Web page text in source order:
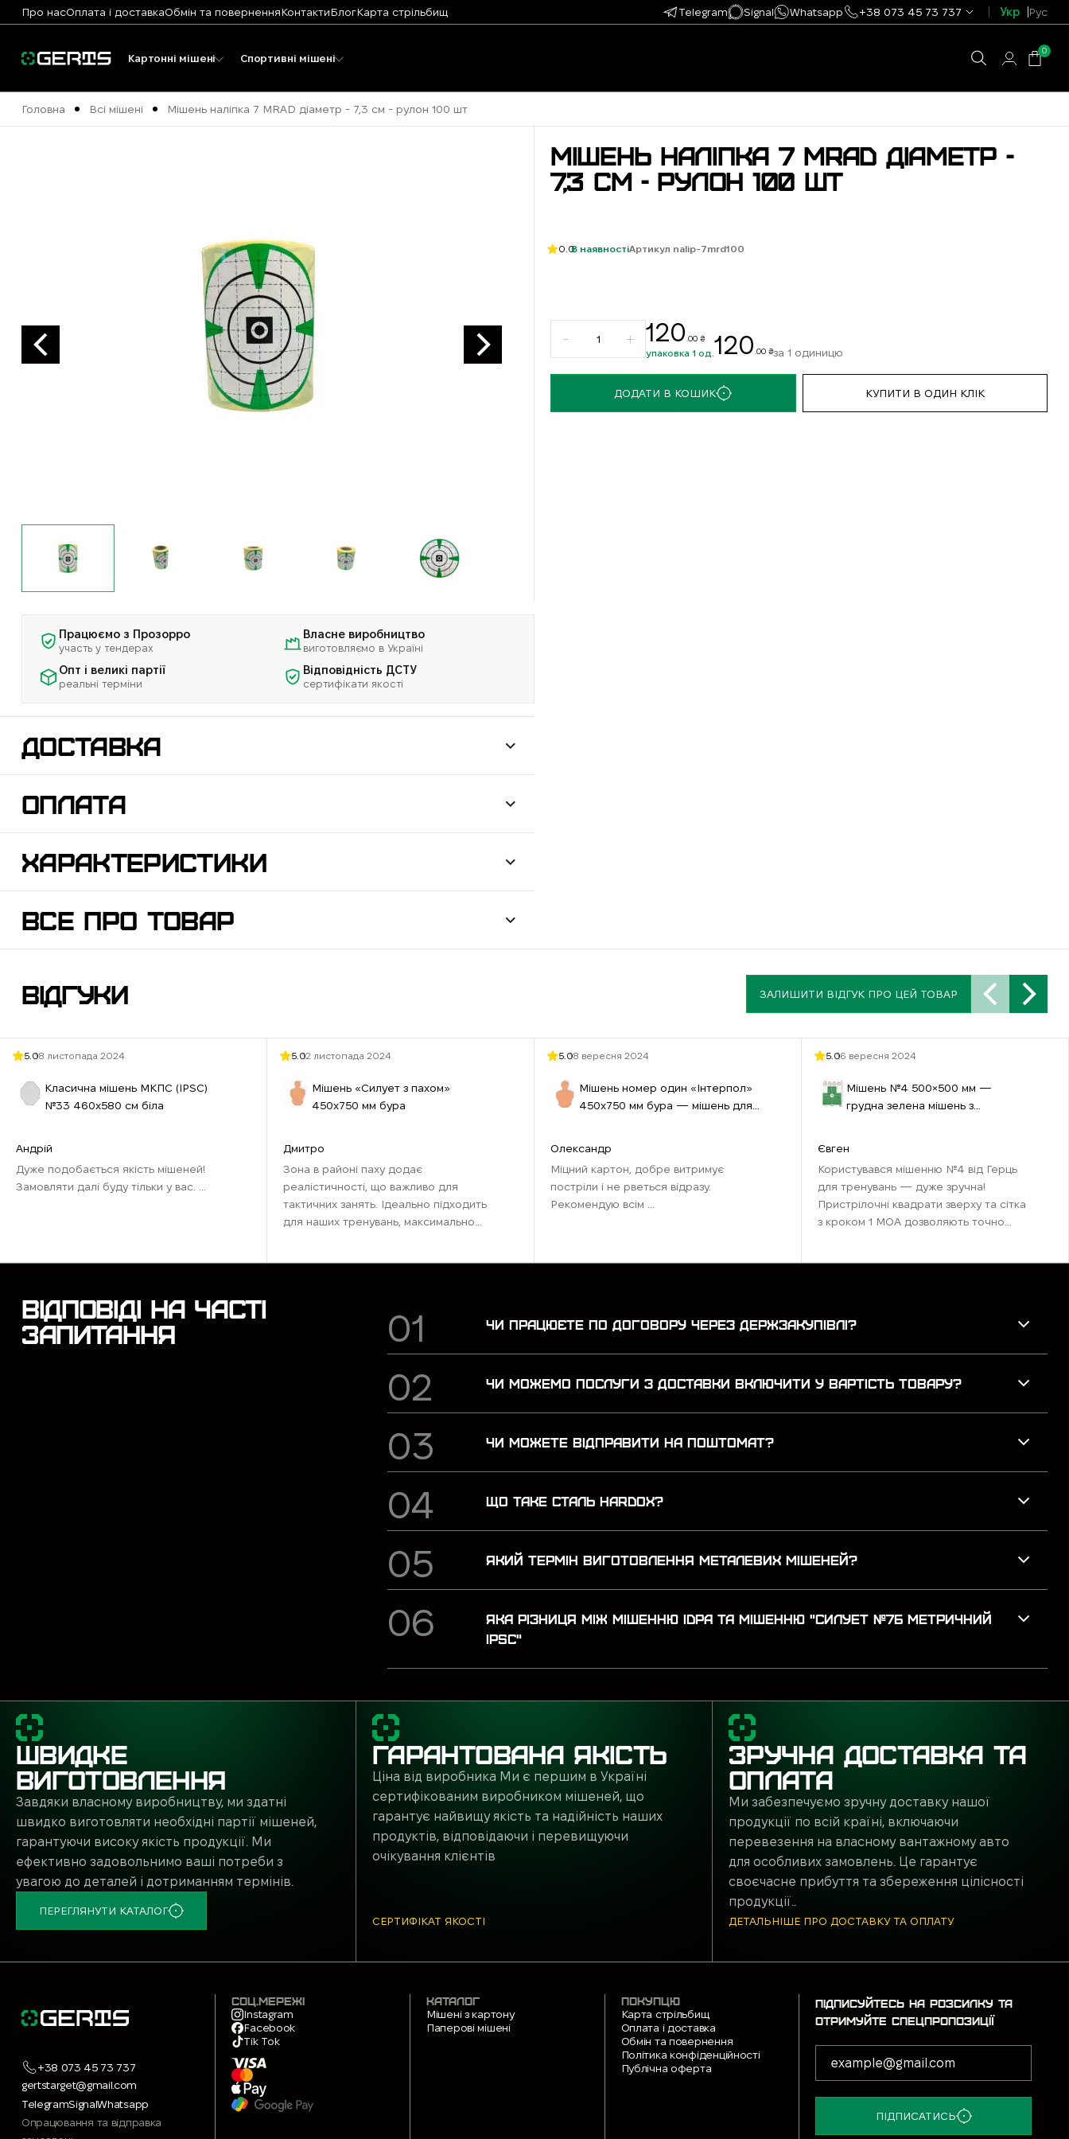
Про насОплата і доставкаОбмін та поверненняКонтактиБлогКарта стрільбищ Telegram Signal Whatsapp +38 073 45 73 737 Укр Рус
Картонні мішені Спортивні мішені
0
Головна Всі мішені Мішень наліпка 7 MRAD діаметр - 7,3 см - рулон 100 шт
МІШЕНЬ НАЛІПКА 7 MRAD ДІАМЕТР -
7,3 СМ - РУЛОН 100 ШТ
0.0В наявностіАртикул nalip-7mrd100
Працюємо з Прозорро
участь у тендерах
Власне виробництво
виготовляємо в Україні
Опт і великі партії
реальні терміни
Відповідність ДСТУ
сертифікати якості
ДОСТАВКА
ОПЛАТА
ХАРАКТЕРИСТИКИ
ВСЕ ПРО ТОВАР
120 .00 ₴
упаковка 1 од. 120 .00 ₴за 1 одиницю
ДОДАТИ В КОШИК КУПИТИ В ОДИН КЛІК
ВІДГУКИ ЗАЛИШИТИ ВІДГУК ПРО ЦЕЙ ТОВАР
5.018 листопада 2024
Класична мішень МКПС (IPSС)
№33 460х580 см біла
Андрій
Дуже подобається якість мішеней!
Замовляти далі буду тільки у вас. ...
5.012 листопада 2024
Мішень «Силует з пахом»
450х750 мм бура
Дмитро
Зона в районі паху додає
реалістичності, що важливо для
тактичних занять. Ідеально підходить
для наших тренувань, максимально
5.018 вересня 2024
Мішень номер один «Інтерпол»
450х750 мм бура — мішень для
Олександр
Міцний картон, добре витримує
постріли і не рветься відразу.
Рекомендую всім ...
5.016 вересня 2024
Мішень №4 500×500 мм —
грудна зелена мішень з
Євген
Користувався мішенню №4 від Герць
для тренувань — дуже зручна!
Пристрілочні квадрати зверху та сітка
з кроком 1 МОА дозволяють точно
ВІДПОВІДІ НА ЧАСТІ
ЗАПИТАННЯ
ЧИ ПРАЦЮЄТЕ ПО ДОГОВОРУ ЧЕРЕЗ ДЕРЖЗАКУПІВЛІ?
ЧИ МОЖЕМО ПОСЛУГИ З ДОСТАВКИ ВКЛЮЧИТИ У ВАРТІСТЬ ТОВАРУ?
ЧИ МОЖЕТЕ ВІДПРАВИТИ НА ПОШТОМАТ?
ЩО ТАКЕ СТАЛЬ HARDOX?
ЯКИЙ ТЕРМІН ВИГОТОВЛЕННЯ МЕТАЛЕВИХ МІШЕНЕЙ?
ЯКА РІЗНИЦЯ МІЖ МІШЕННЮ IDPA ТА МІШЕННЮ "СИЛУЕТ №7Б МЕТРИЧНИЙ
IPSC"
ШВИДКЕ
ВИГОТОВЛЕННЯ
Завдяки власному виробництву, ми здатні
швидко виготовляти необхідні партії мішеней,
гарантуючи високу якість продукції. Ми
ефективно задовольнимо ваші потреби з
увагою до деталей і дотриманням термінів.
ПЕРЕГЛЯНУТИ КАТАЛОГ
ГАРАНТОВАНА ЯКІСТЬ
Ціна від виробника Ми є першим в Україні
сертифікованим виробником мішеней, що
гарантує найвищу якість та надійність наших
продуктів, відповідаючи і перевищуючи
очікування клієнтів
СЕРТИФІКАТ ЯКОСТІ
ЗРУЧНА ДОСТАВКА ТА
ОПЛАТА
Ми забезпечуємо зручну доставку нашої
продукції по всій країні, включаючи
перевезення на власному вантажному авто
для особливих замовлень. Це гарантує
своєчасне прибуття та збереження цілісності
продукції..
ДЕТАЛЬНІШЕ ПРО ДОСТАВКУ ТА ОПЛАТУ
+38 073 45 73 737
gertstarget@gmail.com
TelegramSignalWhatsapp
Опрацювання та відправка
СОЦ.МЕРЕЖІ
Instagram
Facebook
Tik Tok
КАТАЛОГ
Мішені з картону
Паперові мішені
ПОКУПЦЮ
Карта стрільбищ
Оплата і доставка
Обмін та повернення
Політика конфіденційності
Публічна оферта
ПІДПИСУЙТЕСЬ НА РОЗСИЛКУ ТА
ОТРИМУЙТЕ СПЕЦПРОПОЗИЦІЇ
ПІДПИСАТИСЬ